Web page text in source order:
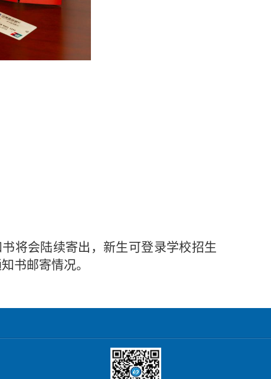
将会陆续寄出，新生可登录学校招生
书邮寄情况。